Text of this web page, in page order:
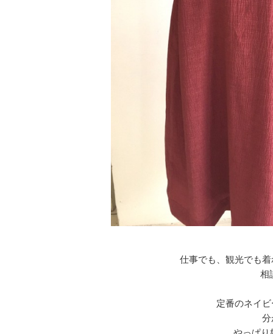
仕事でも、観光でも
相
定番のネイ